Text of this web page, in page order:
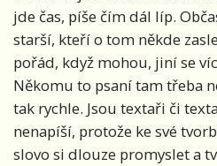
jde čas, píše čím dál líp.
starší, kteří o tom někde
pořád, když mohou, jiní se
Někomu to psaní tam třeba
tak rychle. Jsou textaři či
nenapíší, protože ke své
slovo si dlouze promyslet a